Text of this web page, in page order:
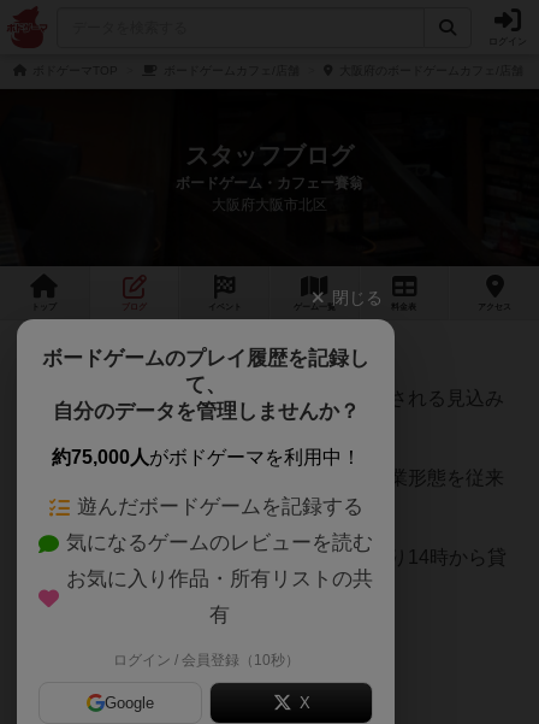
スタッフブログ
ボードゲーム・カフェー賽翁
大阪府大阪市北区
ゲーム 一覧 料金 アクセス
時短営業要請解除について
10月25日より大阪府の時短営業要請が解除される見込み
それに伴いまして、10月25日（月）より営業形態を従来
に戻します。
※10月28日の木曜ゲーム会だけは、予定通り14時から貸
切営業となります
木曜以外 13:00〜23:00
閉じる
ボードゲームのプレイ履歴を記録し
て、
自分のデータを管理しませんか？
約75,000人がボドゲーマを利用中！
遊んだボードゲームを記録する
気になるゲームのレビューを読む
お気に入り作品・所有リストの共
有
ログイン / 会員登録（10秒）
Google X